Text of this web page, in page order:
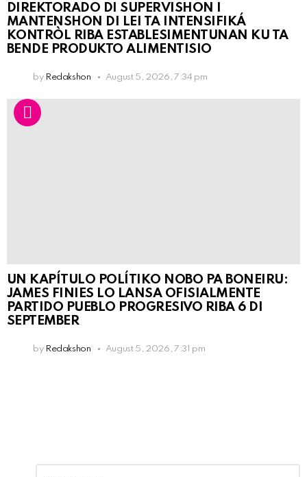
DIREKTORADO DI SUPERVISHON I
MANTENSHON DI LEI TA INTENSIFIKÁ
KONTRÒL RIBA ESTABLESIMENTUNAN KU TA
BENDE PRODUKTO ALIMENTISIO
by Redakshon August 5, 2026, 7:34 pm
UN KAPÍTULO POLÍTIKO NOBO PA BONEIRU:
JAMES FINIES LO LANSA OFISIALMENTE
PARTIDO PUEBLO PROGRESIVO RIBA 6 DI
SEPTEMBER
by Redakshon August 5, 2026, 7:31 pm